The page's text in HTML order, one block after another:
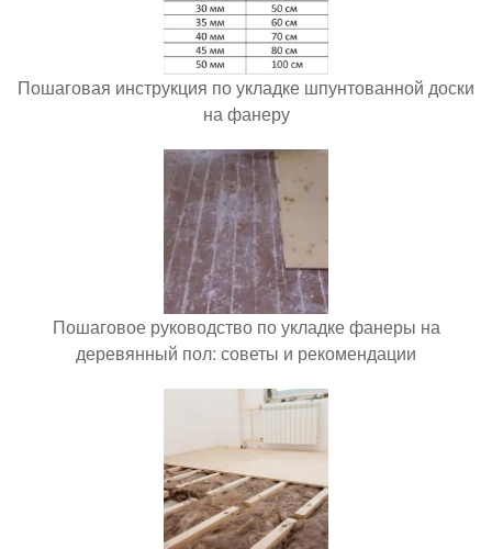
Пошаговая инструкция по укладке шпунтованной доски
на фанеру
Пошаговое руководство по укладке фанеры на
деревянный пол: советы и рекомендации